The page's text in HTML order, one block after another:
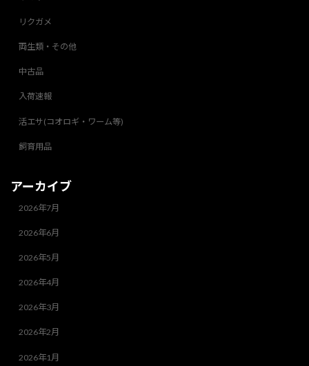
リクガメ
両生類・その他
中古品
入荷速報
活エサ(コオロギ・ワーム等)
飼育用品
アーカイブ
2026年7月
2026年6月
2026年5月
2026年4月
2026年3月
2026年2月
2026年1月